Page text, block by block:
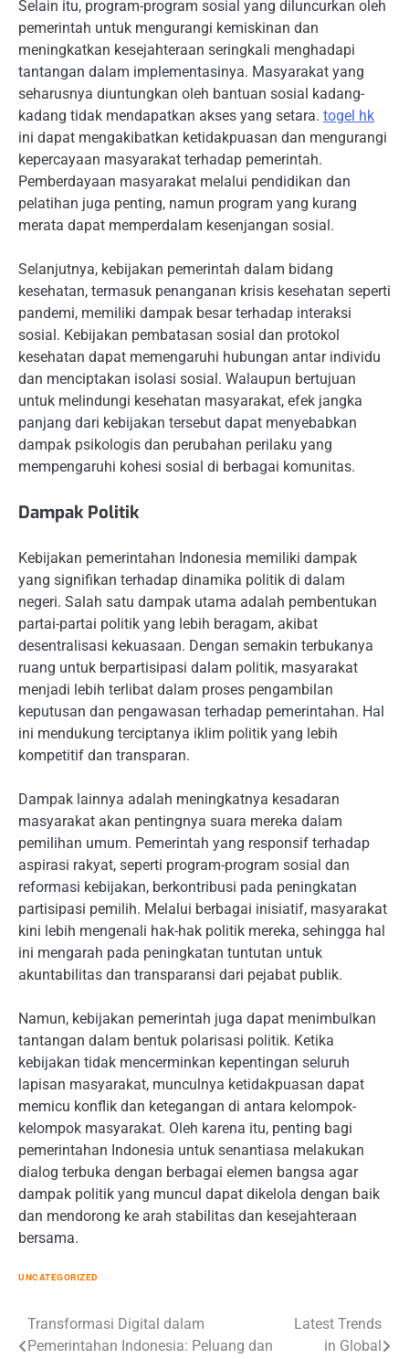
Selain itu, program-program sosial yang diluncurkan oleh
pemerintah untuk mengurangi kemiskinan dan
meningkatkan kesejahteraan seringkali menghadapi
tantangan dalam implementasinya. Masyarakat yang
seharusnya diuntungkan oleh bantuan sosial kadang-
kadang tidak mendapatkan akses yang setara. togel hk
ini dapat mengakibatkan ketidakpuasan dan mengurangi
kepercayaan masyarakat terhadap pemerintah.
Pemberdayaan masyarakat melalui pendidikan dan
pelatihan juga penting, namun program yang kurang
merata dapat memperdalam kesenjangan sosial.
Selanjutnya, kebijakan pemerintah dalam bidang
kesehatan, termasuk penanganan krisis kesehatan seperti
pandemi, memiliki dampak besar terhadap interaksi
sosial. Kebijakan pembatasan sosial dan protokol
kesehatan dapat memengaruhi hubungan antar individu
dan menciptakan isolasi sosial. Walaupun bertujuan
untuk melindungi kesehatan masyarakat, efek jangka
panjang dari kebijakan tersebut dapat menyebabkan
dampak psikologis dan perubahan perilaku yang
mempengaruhi kohesi sosial di berbagai komunitas.
Dampak Politik
Kebijakan pemerintahan Indonesia memiliki dampak
yang signifikan terhadap dinamika politik di dalam
negeri. Salah satu dampak utama adalah pembentukan
partai-partai politik yang lebih beragam, akibat
desentralisasi kekuasaan. Dengan semakin terbukanya
ruang untuk berpartisipasi dalam politik, masyarakat
menjadi lebih terlibat dalam proses pengambilan
keputusan dan pengawasan terhadap pemerintahan. Hal
ini mendukung terciptanya iklim politik yang lebih
kompetitif dan transparan.
Dampak lainnya adalah meningkatnya kesadaran
masyarakat akan pentingnya suara mereka dalam
pemilihan umum. Pemerintah yang responsif terhadap
aspirasi rakyat, seperti program-program sosial dan
reformasi kebijakan, berkontribusi pada peningkatan
partisipasi pemilih. Melalui berbagai inisiatif, masyarakat
kini lebih mengenali hak-hak politik mereka, sehingga hal
ini mengarah pada peningkatan tuntutan untuk
akuntabilitas dan transparansi dari pejabat publik.
Namun, kebijakan pemerintah juga dapat menimbulkan
tantangan dalam bentuk polarisasi politik. Ketika
kebijakan tidak mencerminkan kepentingan seluruh
lapisan masyarakat, munculnya ketidakpuasan dapat
memicu konflik dan ketegangan di antara kelompok-
kelompok masyarakat. Oleh karena itu, penting bagi
pemerintahan Indonesia untuk senantiasa melakukan
dialog terbuka dengan berbagai elemen bangsa agar
dampak politik yang muncul dapat dikelola dengan baik
dan mendorong ke arah stabilitas dan kesejahteraan
bersama.
UNCATEGORIZED
Post
Transformasi Digital dalam
Pemerintahan Indonesia: Peluang dan
Latest Trends
in Global